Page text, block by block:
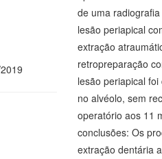
de uma
lesão periapical
extração
retropreparação
lesão periapical
no alvéolo, sem
operatório aos 11
conclusões: Os
extração dentária